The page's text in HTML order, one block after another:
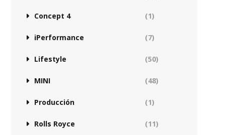
Concept 4 (1)
iPerformance (7)
Lifestyle (50)
MINI (48)
Producción (1)
Rolls Royce (11)